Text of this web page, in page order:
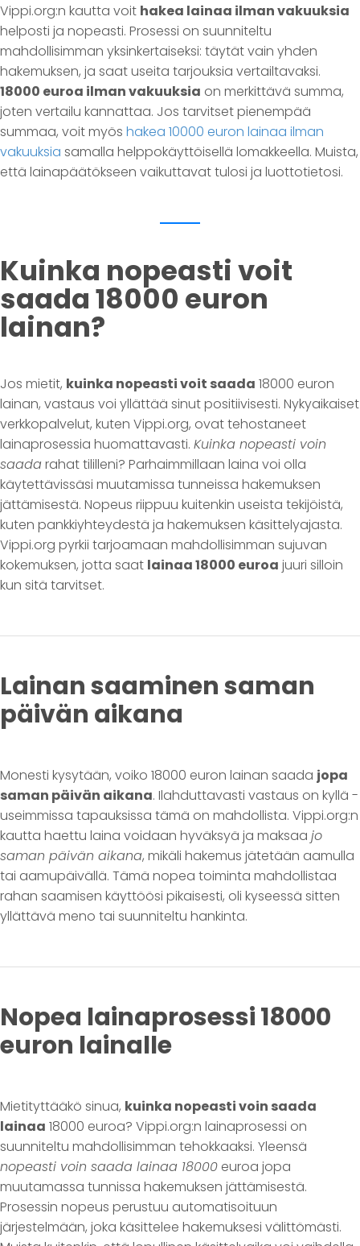
Vippi.org:n kautta voit hakea lainaa ilman vakuuksia
helposti ja nopeasti. Prosessi on suunniteltu
mahdollisimman yksinkertaiseksi: täytät vain yhden
hakemuksen, ja saat useita tarjouksia vertailtavaksi.
18000 euroa ilman vakuuksia on merkittävä summa,
joten vertailu kannattaa. Jos tarvitset pienempää
summaa, voit myös hakea 10000 euron lainaa ilman
vakuuksia samalla helppokäyttöisellä lomakkeella. Muista,
että lainapäätökseen vaikuttavat tulosi ja luottotietosi.
Kuinka nopeasti voit
saada 18000 euron
lainan?
Jos mietit, kuinka nopeasti voit saada 18000 euron
lainan, vastaus voi yllättää sinut positiivisesti. Nykyaikaiset
verkkopalvelut, kuten Vippi.org, ovat tehostaneet
lainaprosessia huomattavasti. Kuinka nopeasti voin
saadarahat tililleni? Parhaimmillaan laina voi olla
käytettävissäsi muutamissa tunneissa hakemuksen
jättämisestä. Nopeus riippuu kuitenkin useista tekijöistä,
kuten pankkiyhteydestä ja hakemuksen käsittelyajasta.
Vippi.org pyrkii tarjoamaan mahdollisimman sujuvan
kokemuksen, jotta saat lainaa 18000 euroa juuri silloin
kun sitä tarvitset.
Lainan saaminen saman
päivän aikana
Monesti kysytään, voiko 18000 euron lainan saada jopa
saman päivän aikana. Ilahduttavasti vastaus on kyllä -
useimmissa tapauksissa tämä on mahdollista. Vippi.org:n
kautta haettu laina voidaan hyväksyä ja maksaa jo
saman päivän aikana, mikäli hakemus jätetään aamulla
tai aamupäivällä. Tämä nopea toiminta mahdollistaa
rahan saamisen käyttöösi pikaisesti, oli kyseessä sitten
yllättävä meno tai suunniteltu hankinta.
Nopea lainaprosessi 18000
euron lainalle
Mietityttääkö sinua, kuinka nopeasti voin saada
lainaa 18000 euroa? Vippi.org:n lainaprosessi on
suunniteltu mahdollisimman tehokkaaksi. Yleensä
nopeasti voin saada lainaa 18000 euroa jopa
muutamassa tunnissa hakemuksen jättämisestä.
Prosessin nopeus perustuu automatisoituun
järjestelmään, joka käsittelee hakemuksesi välittömästi.